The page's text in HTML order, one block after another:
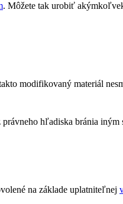
. Môžete tak urobiť
modifikovaný materiál
právneho hľadiska bránia
na základe uplatniteľnej